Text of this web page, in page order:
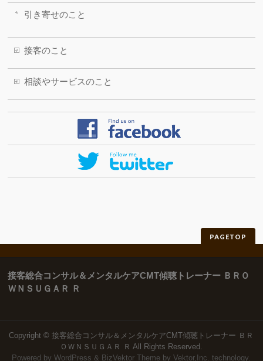
引き寄せのこと
接客のこと
相談やサービスのこと
PAGETOP
接客総合コンサル＆メンタルケアCMT傾聴トレーナー ＢＲＯ
ＷＮＳＵＧＡＲ Ｒ
Copyright ©接客総合コンサル＆メンタルケアCMT傾聴トレーナー ＢＲ
ＯＷＮＳＵＧＡＲ Ｒ All Rights Reserved.
Powered byWordPress & BizVektor Theme byVektor,Inc. technology.